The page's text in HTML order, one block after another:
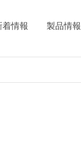
着情報 製品情報